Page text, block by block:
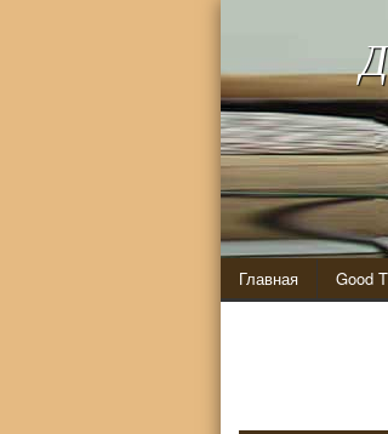
Главная Good